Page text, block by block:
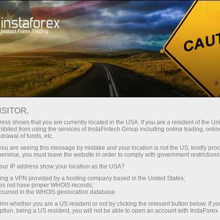
निवेशकों के लिए
shows that you are currently located in the USA. If you are a resident of the
from using the services of InstaFintech Group including online trading,
of funds, etc.
are seeing this message by mistake and your location is not the US, kindly
you must leave the website in order to comply with government
IP address show your location as the USA?
a VPN provided by a hosting company based in the United States;
not have proper WHOIS records;
in the WHOIS geolocation database.
whether you are a US resident or not by clicking the relevant button below. If
being a US resident, you will not be able to open an account with InstaForex